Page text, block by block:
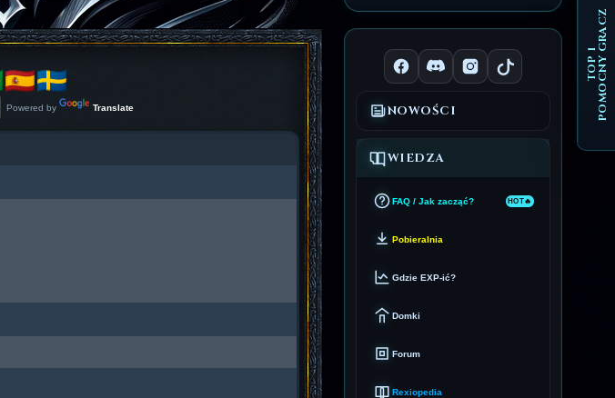
TOP 1POMOCNY GRACZ
Powered by Translate NOWOŚCI
WIEDZA
FAQ / Jak zacząć?
Pobieralnia
Gdzie EXP-ić?
Domki
Forum
Rexiopedia